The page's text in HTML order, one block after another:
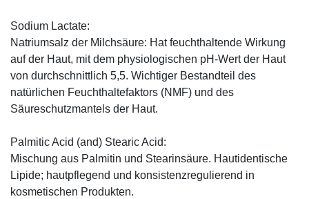
Sodium Lactate:
Natriumsalz der Milchsäure: Hat feuchthaltende Wirkung
auf der Haut, mit dem physiologischen pH-Wert der Haut
von durchschnittlich 5,5. Wichtiger Bestandteil des
natürlichen Feuchthaltefaktors (NMF) und des
Säureschutzmantels der Haut.
Palmitic Acid (and) Stearic Acid:
Mischung aus Palmitin und Stearinsäure. Hautidentische
Lipide; hautpflegend und konsistenzregulierend in
kosmetischen Produkten.